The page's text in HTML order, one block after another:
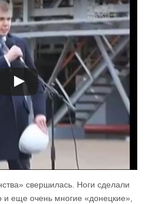
свершилась. Ноги сделали
и еще очень многие «донецкие»,